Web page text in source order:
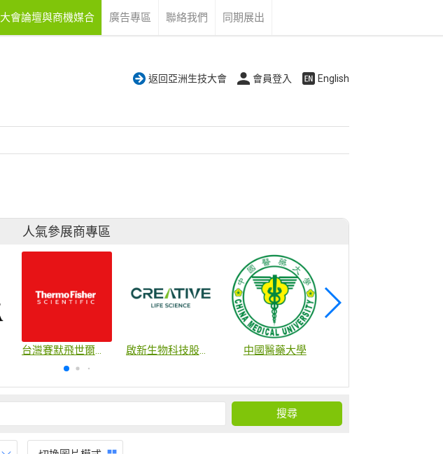
大會論壇與商機媒合 廣告專區 聯絡我們 同期展出
返回亞洲生技大會 會員登入 English
人氣參展商專區
台灣賽默飛世爾科技股份有限公司 啟新生物科技股份有限公司 中國醫藥大學